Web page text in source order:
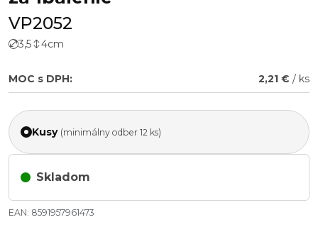
VP2052
3,5 4cm
MOC s DPH: 2,21 € / ks
Kusy (minimálny odber 12 ks)
Skladom
EAN: 8591957961473